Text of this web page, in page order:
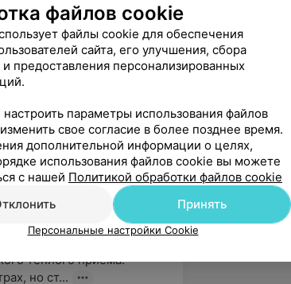
Грукало Ольге
чуткость и
по рекомендации
теплого приема.
но ст...
файлов cookie
файлы cookie для обеспечения
сайта, его улучшения, сбора
и предоставления персонализированных
параметры использования файлов
свое согласие в более позднее время.
дополнительной информации о целях,
использования файлов cookie вы можете
с нашей Политикой обработки файлов cookie
Принять
Персональные настройки Cookie